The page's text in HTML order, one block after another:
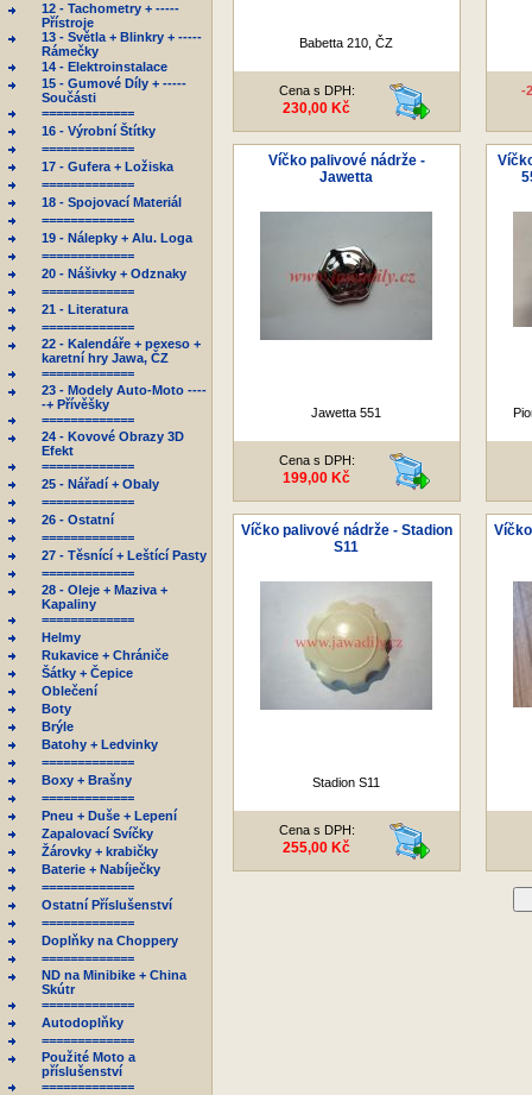
12 - Tachometry + -----
Přístroje
13 - Světla + Blinkry + -----
Rámečky
14 - Elektroinstalace
15 - Gumové Díly + -----
Součásti
=============
16 - Výrobní Štítky
=============
17 - Gufera + Ložiska
=============
18 - Spojovací Materiál
=============
19 - Nálepky + Alu. Loga
=============
20 - Nášivky + Odznaky
=============
21 - Literatura
=============
22 - Kalendáře + pexeso +
karetní hry Jawa, ČZ
=============
23 - Modely Auto-Moto ----
-+ Přívěšky
=============
24 - Kovové Obrazy 3D
Efekt
=============
25 - Nářadí + Obaly
=============
26 - Ostatní
=============
27 - Těsnící + Leštící Pasty
=============
28 - Oleje + Maziva +
Kapaliny
=============
Helmy
Rukavice + Chrániče
Šátky + Čepice
Oblečení
Boty
Brýle
Batohy + Ledvinky
=============
Boxy + Brašny
=============
Pneu + Duše + Lepení
Zapalovací Svíčky
Žárovky + krabičky
Baterie + Nabíječky
=============
Ostatní Příslušenství
=============
Doplňky na Choppery
=============
ND na Minibike + China
Skútr
=============
Autodoplňky
=============
Použité Moto a
příslušenství
=============
Babetta 210, ČZ
Cena s DPH:
230,00 Kč
-
Víčko palivové nádrže -
Jawetta
Jawetta 551
Cena s DPH:
199,00 Kč
Víčko palivové nádrže - Stadion
S11
Stadion S11
Cena s DPH:
255,00 Kč